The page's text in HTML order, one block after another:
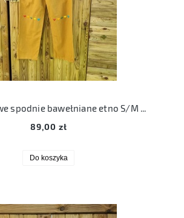
Musztardowe spodnie bawełniane etno S/M upcykling haftowane serca
89,00 zł
Do koszyka